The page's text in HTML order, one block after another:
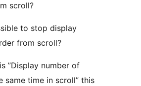
scroll?
to stop display
from scroll?
”Display number of
same time in scroll” this